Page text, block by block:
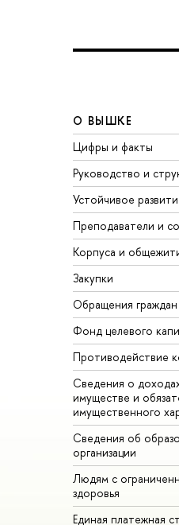
О ВЫШКЕ
Цифры и факты
Руководство и
Устойчивое
Преподаватели и
Корпуса и
Закупки
Обращения
Фонд целевого
Противодействие
Сведения о
имуществе и
имущественного
Сведения об
организации
Людям с
здоровья
Единая платежная